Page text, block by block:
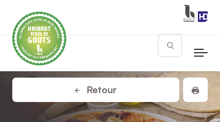
Rechercher
Retour